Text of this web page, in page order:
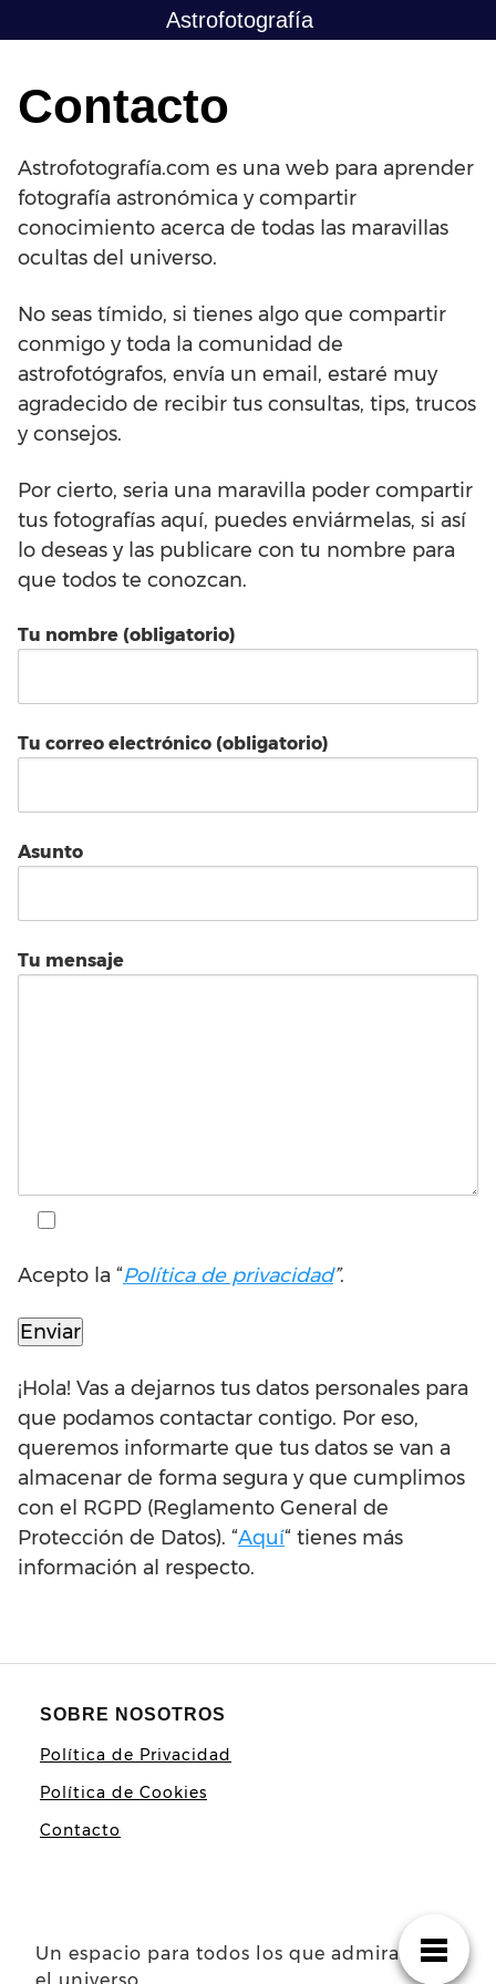
al
Astrofotografía
Contacto
Astrofotografía.com es una web para aprender
fotografía astronómica y compartir
conocimiento acerca de todas las maravillas
ocultas del universo.
No seas tímido, si tienes algo que compartir
conmigo y toda la comunidad de
astrofotógrafos, envía un email, estaré muy
agradecido de recibir tus consultas, tips, trucos
y consejos.
Por cierto, seria una maravilla poder compartir
tus fotografías aquí, puedes enviármelas, si así
lo deseas y las publicare con tu nombre para
que todos te conozcan.
Tu nombre (obligatorio)
Tu correo electrónico (obligatorio)
Asunto
Tu mensaje
Acepto la “Política de privacidad”.
¡Hola! Vas a dejarnos tus datos personales para
que podamos contactar contigo. Por eso,
queremos informarte que tus datos se van a
almacenar de forma segura y que cumplimos
con el RGPD (Reglamento General de
Protección de Datos). “Aquí“ tienes más
información al respecto.
SOBRE NOSOTROS
Política de Privacidad
Política de Cookies
Contacto
Un espacio para todos los que admiramos